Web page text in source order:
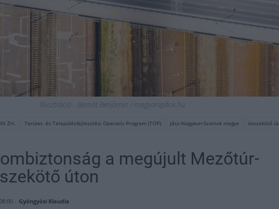
Illusztráció - Bernát Benjámin / magyarepitok.hu
Zrt. Terület- és Településfejlesztési Operatív Program (TOP) Jász-Nagykun-Szolnok megye
összekötő út
a megújult Mezőtúr-
úton
- Gyöngyösi Klaudia